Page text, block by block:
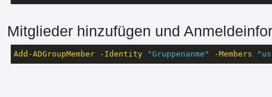
Mitglieder hinzufügen und
Add-ADGroupMember -Identity "Gruppenanme" -Members